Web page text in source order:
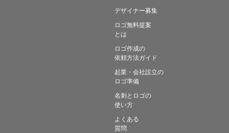
デザイナー募集
ロゴ無料提案
とは
ロゴ作成の
依頼方法ガイド
起業・会社設立の
ロゴ準備
名刺とロゴの
使い方
よくある
質問